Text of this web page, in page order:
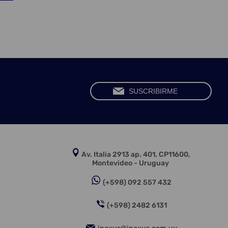
Av. Italia 2913 ap. 401, CP11600,
Montevideo - Uruguay
(+598) 092 557 432
(+598) 2482 6131